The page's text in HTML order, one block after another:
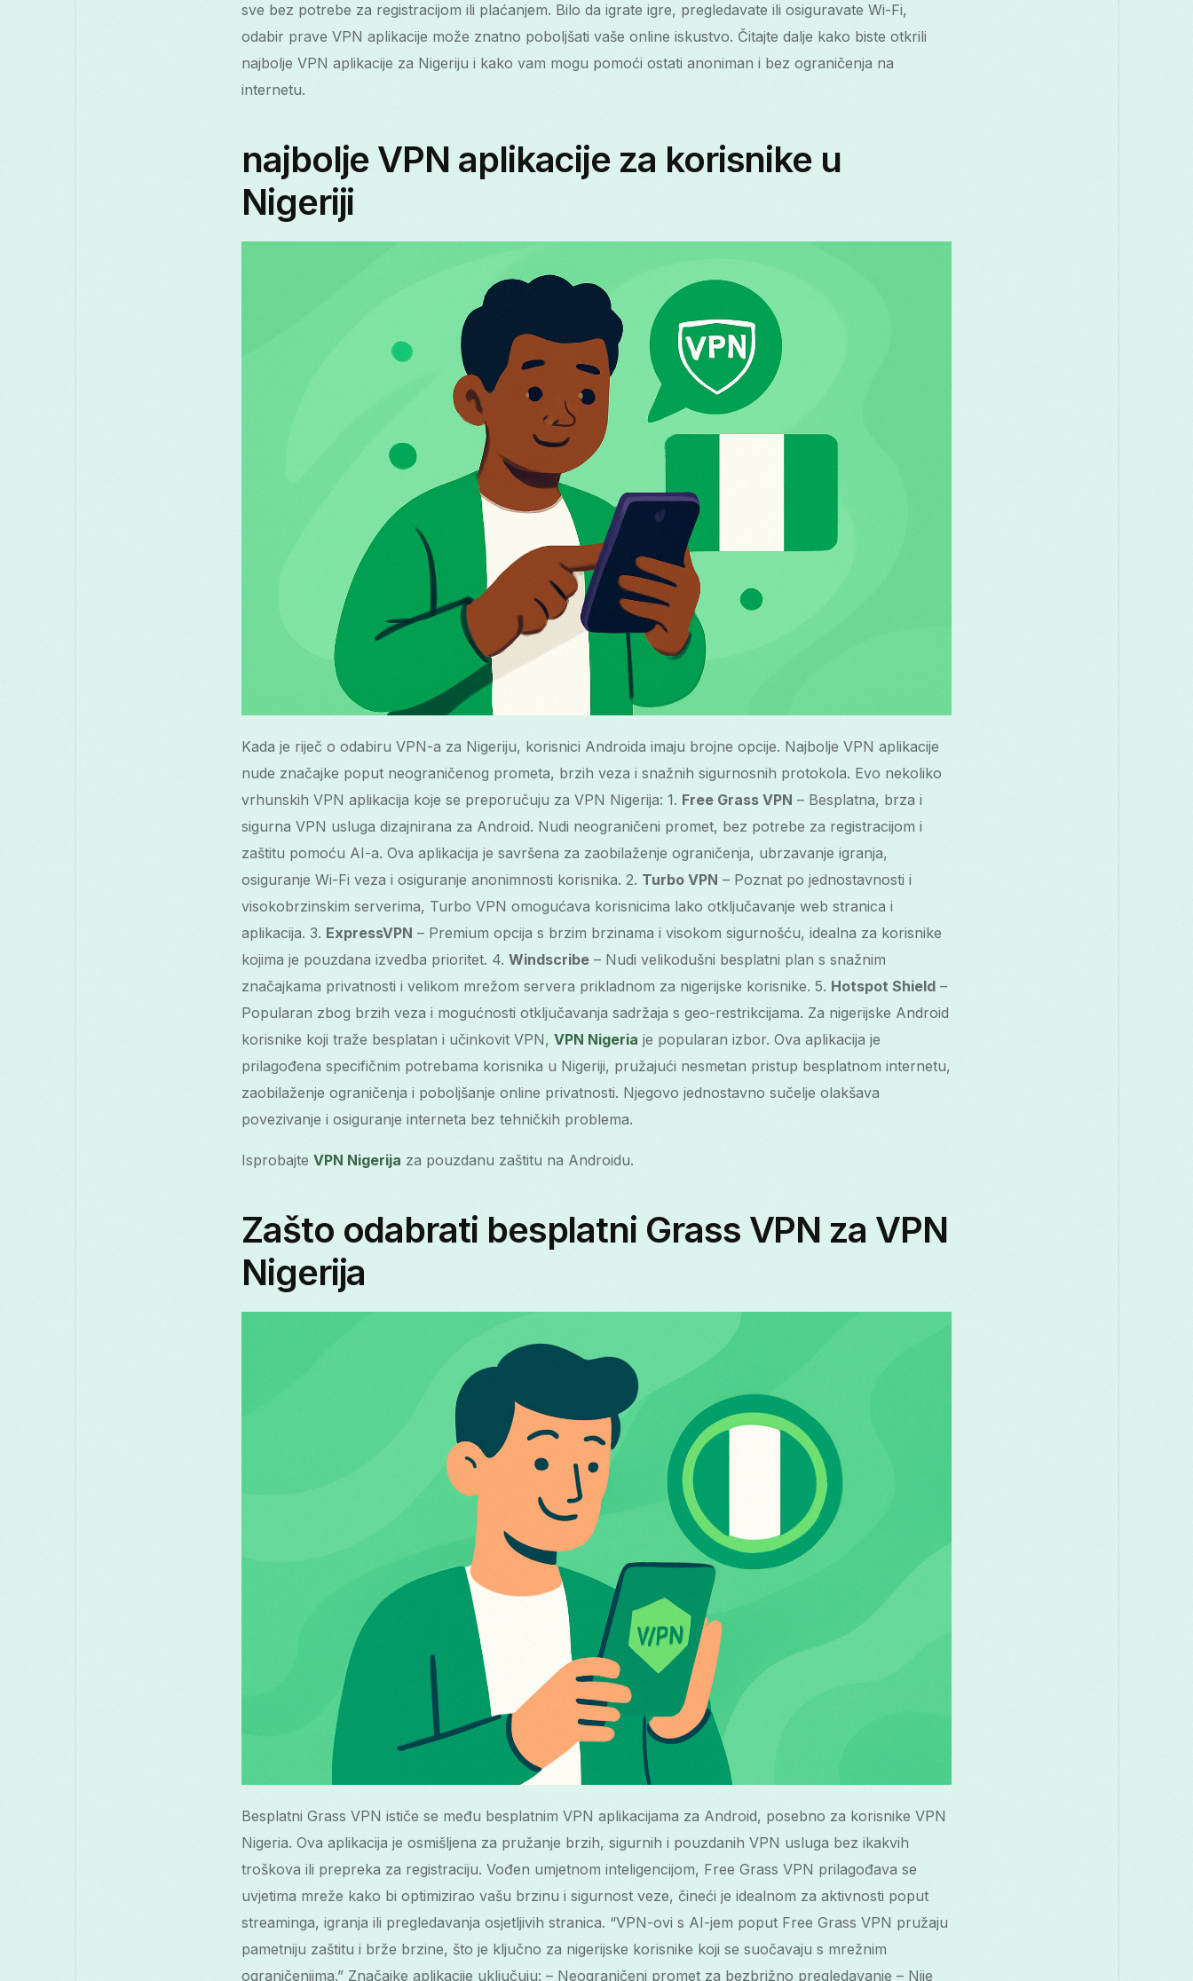
sve bez potrebe za registracijom ili plaćanjem. Bilo da igrate igre, pregledavate ili osiguravate Wi-Fi,
odabir prave VPN aplikacije može znatno poboljšati vaše online iskustvo. Čitajte dalje kako biste otkrili
najbolje VPN aplikacije za Nigeriju i kako vam mogu pomoći ostati anoniman i bez ograničenja na
internetu.
najbolje VPN aplikacije za korisnike u
Nigeriji
Kada je riječ o odabiru VPN-a za Nigeriju, korisnici Androida imaju brojne opcije. Najbolje VPN aplikacije
nude značajke poput neograničenog prometa, brzih veza i snažnih sigurnosnih protokola. Evo nekoliko
vrhunskih VPN aplikacija koje se preporučuju za VPN Nigerija: 1. Free Grass VPN – Besplatna, brza i
sigurna VPN usluga dizajnirana za Android. Nudi neograničeni promet, bez potrebe za registracijom i
zaštitu pomoću AI-a. Ova aplikacija je savršena za zaobilaženje ograničenja, ubrzavanje igranja,
osiguranje Wi-Fi veza i osiguranje anonimnosti korisnika. 2. Turbo VPN – Poznat po jednostavnosti i
visokobrzinskim serverima, Turbo VPN omogućava korisnicima lako otključavanje web stranica i
aplikacija. 3. ExpressVPN – Premium opcija s brzim brzinama i visokom sigurnošću, idealna za korisnike
kojima je pouzdana izvedba prioritet. 4. Windscribe – Nudi velikodušni besplatni plan s snažnim
značajkama privatnosti i velikom mrežom servera prikladnom za nigerijske korisnike. 5. Hotspot Shield –
Popularan zbog brzih veza i mogućnosti otključavanja sadržaja s geo-restrikcijama. Za nigerijske Android
korisnike koji traže besplatan i učinkovit VPN, VPN Nigeria je popularan izbor. Ova aplikacija je
prilagođena specifičnim potrebama korisnika u Nigeriji, pružajući nesmetan pristup besplatnom internetu,
zaobilaženje ograničenja i poboljšanje online privatnosti. Njegovo jednostavno sučelje olakšava
povezivanje i osiguranje interneta bez tehničkih problema.
Isprobajte VPN Nigerija za pouzdanu zaštitu na Androidu.
Zašto odabrati besplatni Grass VPN za VPN
Nigerija
Besplatni Grass VPN ističe se među besplatnim VPN aplikacijama za Android, posebno za korisnike VPN
Nigeria. Ova aplikacija je osmišljena za pružanje brzih, sigurnih i pouzdanih VPN usluga bez ikakvih
troškova ili prepreka za registraciju. Vođen umjetnom inteligencijom, Free Grass VPN prilagođava se
uvjetima mreže kako bi optimizirao vašu brzinu i sigurnost veze, čineći je idealnom za aktivnosti poput
streaminga, igranja ili pregledavanja osjetljivih stranica. “VPN-ovi s AI-jem poput Free Grass VPN pružaju
pametniju zaštitu i brže brzine, što je ključno za nigerijske korisnike koji se suočavaju s mrežnim
ograničenjima.” Značajke aplikacije uključuju: – Neograničeni promet za bezbrižno pregledavanje – Nije